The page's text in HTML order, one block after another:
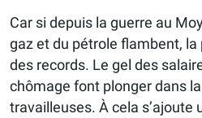
Car si depuis la guerre au
gaz et du pétrole flambent,
des records. Le gel des
chômage font plonger dans
travailleuses. À cela s’ajoute